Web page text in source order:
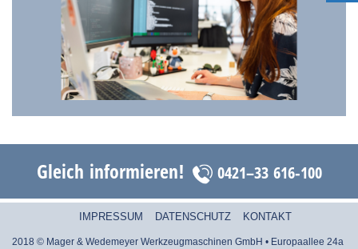
Gleich informieren! 0421–33 616-100
IMPRESSUM DATENSCHUTZ KONTAKT
2018 © Mager & Wedemeyer Werkzeugmaschinen GmbH • Europaallee 24a